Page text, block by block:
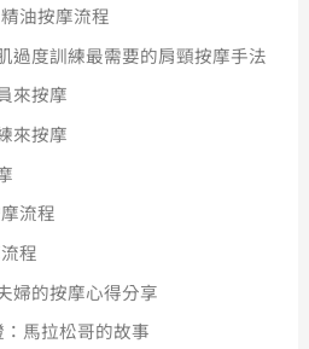
油按摩流程
過度訓練最需要的肩頸按摩手法
來按摩
來按摩
流程
程
婦的按摩心得分享
馬拉松哥的故事